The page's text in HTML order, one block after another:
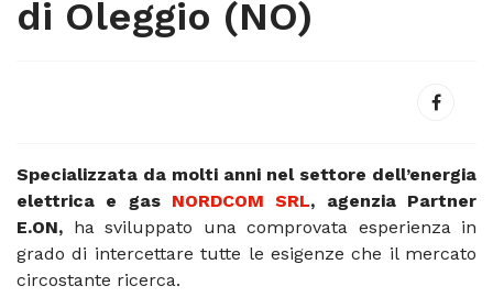
di Oleggio (NO)
Specializzata da molti anni nel settore dell’energia
elettrica e gas NORDCOM SRL, agenzia Partner
E.ON, ha sviluppato una comprovata esperienza in
grado di intercettare tutte le esigenze che il mercato
circostante ricerca.